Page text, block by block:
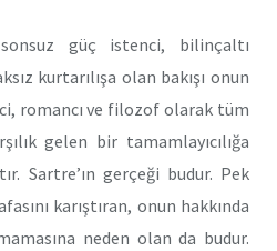
güç istenci, bilinçaltı
kurtarılışa olan bakışı onun
romancı ve filozof olarak tüm
gelen bir tamamlayıcılığa
Sartre’ın gerçeği budur. Pek
karıştıran, onun hakkında
neden olan da budur.